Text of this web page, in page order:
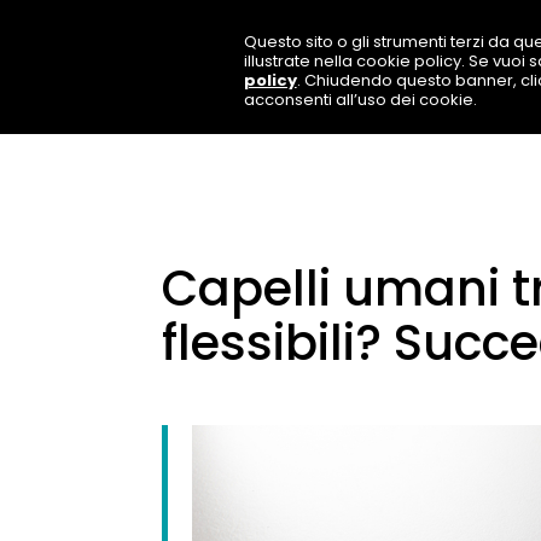
Capelli umani
flessibili?
Questo sito o gli strumenti terzi da
illustrate nella cookie policy. Se vuoi
policy. Chiudendo questo banner,
acconsenti all’uso dei cookie.